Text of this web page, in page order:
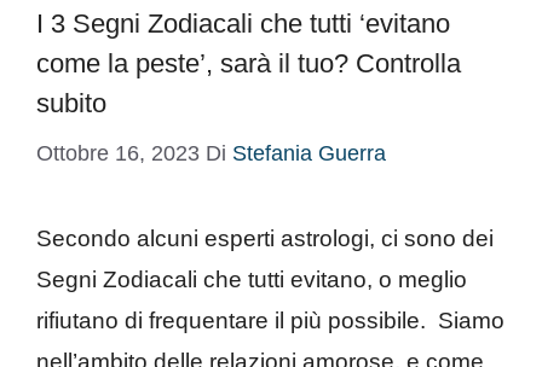
I 3 Segni Zodiacali che tutti ‘evitano
come la peste’, sarà il tuo? Controlla
subito
Ottobre 16, 2023 Di Stefania Guerra
Secondo alcuni esperti astrologi, ci sono dei
Segni Zodiacali che tutti evitano, o meglio
rifiutano di frequentare il più possibile. Siamo
nell’ambito delle relazioni amorose, e come